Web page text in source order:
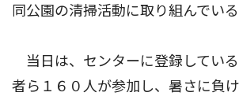
同公園の清掃活動に取り組んでいる
当日は、センターに登録してい
者ら１６０人が参加し、暑さに負